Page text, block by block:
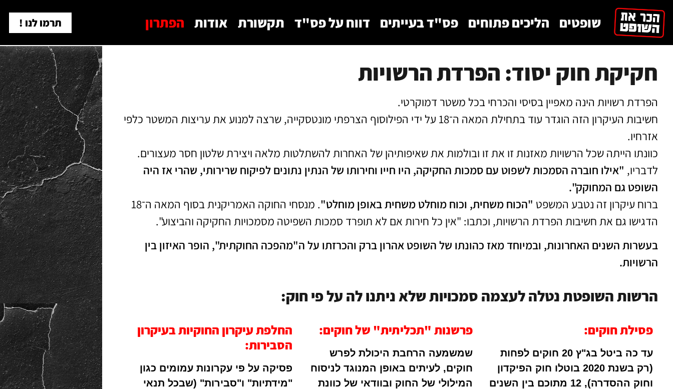
שופטים הליכים פתוחים פס"ד בעייתים דווח על פס"ד תקשורת אודות הפתרון תרמו לנו !
חקיקת חוק יסוד: הפרדת הרשויות
הפרדת רשויות הינה מאפיין בסיסי והכרחי בכל משטר דמוקרטי.
חשיבות העיקרון הזה הוגדר עוד בתחילת המאה ה־18 על ידי הפילוסוף הצרפתי מונטסקייה, שרצה למנוע את עריצות המשטר כלפי
אזרחיו.
כוונתו הייתה שכל הרשויות מאזנות זו את זו ובולמות את שאיפותיהן של האחרות להשתלטות מלאה ויצירת שלטון חסר מעצורים.
לדבריו, "אילו חוברה הסמכות לשפוט עם סמכות החקיקה, היו חייו וחירותו של הנתין נתונים לפיקוח שרירותי, שהרי אז היה
השופט גם המחוקק".
ברוח עיקרון זה נטבע המשפט "הכוח משחית, וכוח מוחלט משחית באופן מוחלט"
. מנסחי החוקה האמריקנית בסוף המאה ה־18
הדגישו גם את חשיבות הפרדת הרשויות, וכתבו: "אין כל חירות אם לא תופרד סמכות השפיטה מסמכויות החקיקה והביצוע".
בעשרות השנים האחרונות, ובמיוחד מאז כהונתו של השופט אהרון ברק והכרזתו על ה"מהפכה החוקתית", הופר האיזון בין
הרשויות.
הרשות השופטת נטלה לעצמה סמכויות שלא ניתנו לה על פי חוק:
פסילת חוקים:
עד כה ביטל בג"ץ 20 חוקים לפחות
(רק בשנת 2020 בוטלו חוק הפיקדון
וחוק ההסדרה), 12 מתוכם בין השנים
פרשנות "תכליתית" של חוקים:
שמשמעה הרחבת היכולת לפרש
חוקים, לעיתים באופן המנוגד לניסוח
המילולי של החוק ובוודאי של כוונת
החלפת עיקרון החוקיות בעיקרון
הסבירות:
פסיקה על פי עקרונות עמומים כגון
"מידתיות" ו"סבירות" (שבכל תנאי